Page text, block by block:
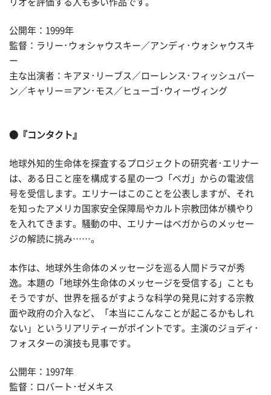
リオを評価する人も多い作品です。
公開年：1999年
監督：ラリー･ウォシャウスキー／アンディ･ウォシャウスキ
ー
主な出演者：キアヌ･リーブス／ローレンス･フィッシュバー
ン／キャリー＝アン･モス／ヒューゴ･ウィーヴィング
●『コンタクト』
地球外知的生命体を探査するプロジェクトの研究者･エリナー
は、ある日こと座を構成する星の一つ「ベガ」からの電波信
号を受信します。エリナーはこのことを公表しますが、それ
を知ったアメリカ国家安全保障局やカルト宗教団体が横やり
を入れてきます。騒動の中、エリナーはベガからのメッセー
ジの解読に挑み……。
本作は、地球外生命体のメッセージを巡る人間ドラマが秀
逸。本題の「地球外生命体のメッセージを受信する」ことも
そうですが、世界を揺るがすような科学の発見に対する宗教
面や政府の介入など、「本当にこんなことが起こるかもしれ
ない」というリアリティーがポイントです。主演のジョディ･
フォスターの演技も見事です。
公開年：1997年
監督：ロバート･ゼメキス